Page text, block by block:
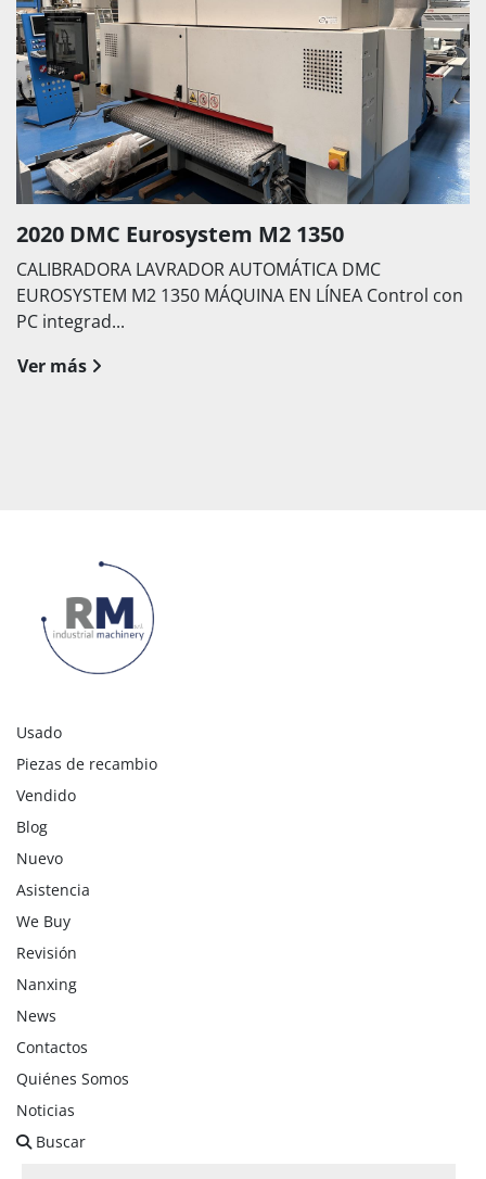
2020 DMC Eurosystem M2 1350
CALIBRADORA LAVRADOR AUTOMÁTICA DMC
EUROSYSTEM M2 1350 MÁQUINA EN LÍNEA Control con
PC integrad...
Ver más
Usado
Piezas de recambio
Vendido
Blog
Nuevo
Asistencia
We Buy
Revisión
Nanxing
News
Contactos
Quiénes Somos
Noticias
Buscar